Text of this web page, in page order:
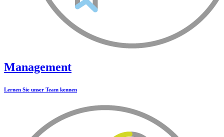
Management
Lernen Sie unser Team kennen